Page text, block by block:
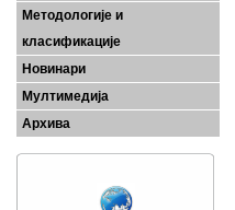
Методологије и
класификације
Новинари
Мултимедија
Архива